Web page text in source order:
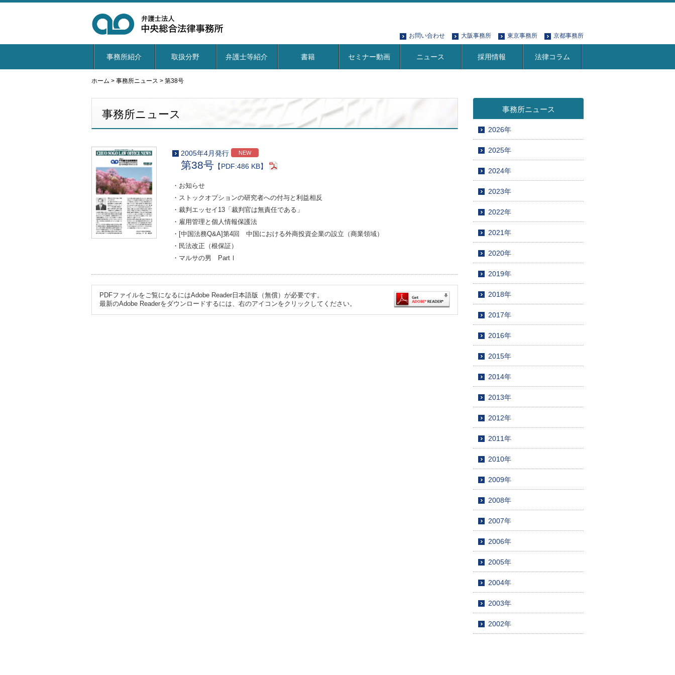
お問い合わせ 大阪事務所 東京事務所 京都事務所
事務所紹介 取扱分野 弁護士等紹介 書籍 セミナー動画 ニュース 採用情報 法律コラム
ホーム > 事務所ニュース > 第38号
事務所ニュース
2005年4月発行 NEW
第38号【PDF:486 KB】
・お知らせ
・ストックオプションの研究者への付与と利益相反
・裁判エッセイ13「裁判官は無責任である」
・雇用管理と個人情報保護法
・[中国法務Q&A]第4回 中国における外商投資企業の設立（商業領域）
・民法改正（根保証）
・マルサの男 PartⅠ
PDFファイルをご覧になるにはAdobe Reader日本語版（無償）が必要です。
最新のAdobe Readerをダウンロードするには、右のアイコンをクリックしてください。
事務所ニュース
2026年
2025年
2024年
2023年
2022年
2021年
2020年
2019年
2018年
2017年
2016年
2015年
2014年
2013年
2012年
2011年
2010年
2009年
2008年
2007年
2006年
2005年
2004年
2003年
2002年